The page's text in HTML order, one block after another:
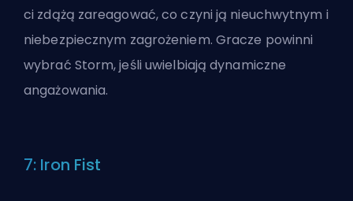
ci zdążą zareagować, co czyni ją nieuchwytnym i
niebezpiecznym zagrożeniem. Gracze powinni
wybrać Storm, jeśli uwielbiają dynamiczne
angażowania.
7: Iron Fist